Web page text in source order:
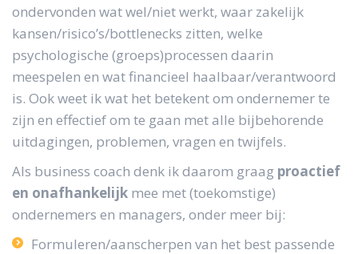
ondervonden wat wel/niet werkt, waar zakelijk
kansen/risico’s/bottlenecks zitten, welke
psychologische (groeps)processen daarin
meespelen en wat financieel haalbaar/verantwoord
is. Ook weet ik wat het betekent om ondernemer te
zijn en effectief om te gaan met alle bijbehorende
uitdagingen, problemen, vragen en twijfels.
Als business coach denk ik daarom graag proactief
en onafhankelijk mee met (toekomstige)
ondernemers en managers, onder meer bij:
Formuleren/aanscherpen van het best passende